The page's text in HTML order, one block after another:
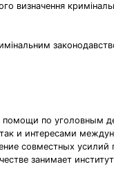
визначення
помощи по уголовным
и интересами
совместных усилий
занимает